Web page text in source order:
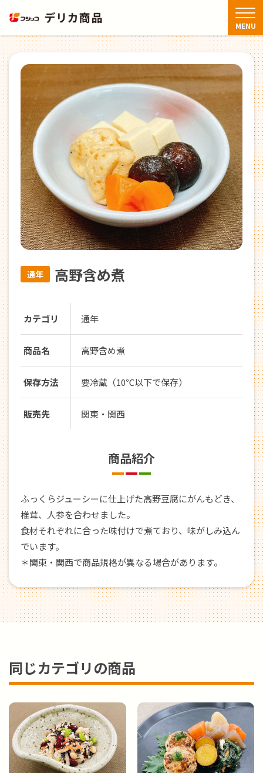
MENU
商品情報
アレンジレシピ
FAQ
お知らせ・新着情報
お問い合わせ
閉じる
TOP 商品情報 通年商品
通年 高野含め煮
カテゴリ 通年
商品名 高野含め煮
保存方法 要冷蔵（10℃以下で保存）
販売先 関東・関西
商品紹介
ふっくらジューシーに仕上げた高野豆腐にがんもどき、
椎茸、人参を合わせました。
食材それぞれに合った味付けで煮ており、味がしみ込ん
でいます。
＊関東・関西で商品規格が異なる場合があります。
同じカテゴリの商品